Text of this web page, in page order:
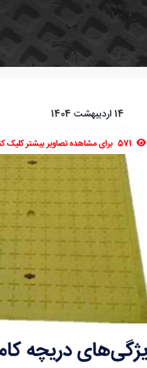
14 اردیبهشت 1404
برای مشاهده تصاویر بیشتر کلیک
دریچه کامپوزیتی